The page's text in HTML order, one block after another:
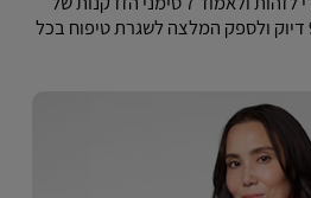
עור הפנים עם יותר מ-95% דיוק ולספק המלצה לשגרת טיפוח בכל